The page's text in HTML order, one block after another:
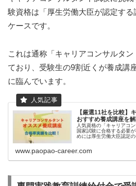
験資格は「厚生労働大臣が認定す
ケースです。
これは通称「キャリアコンサルタ
ており、受験生の9割近くが養成講
に臨んでいます。
【厳選11社を比較】
おすすめ養成講座を解
人気資格の「キャリアコ
国家試験に合格する必要
めには厚生労働大臣認定
事では、わたしが特にお
www.paopao-career.com